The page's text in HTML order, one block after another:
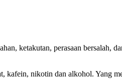
ketakutan, perasaan bersalah,
nikotin dan alkohol. Yang